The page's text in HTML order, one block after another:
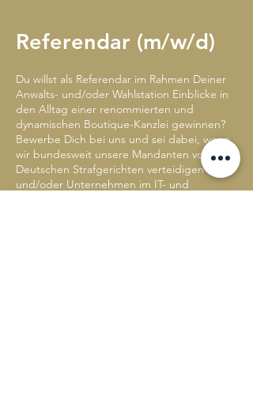
Referendar (m/w/d)
Du willst als Referendar im Rahmen Deiner
Anwalts- und/oder Wahlstation Einblicke in
den Alltag einer renommierten und
dynamischen Boutique-Kanzlei gewinnen?
Bewerbe Dich bei uns und sei dabei, wenn
wir bundesweit unsere Mandanten vor
Deutschen Strafgerichten verteidigen
und/oder Unternehmen im IT- und